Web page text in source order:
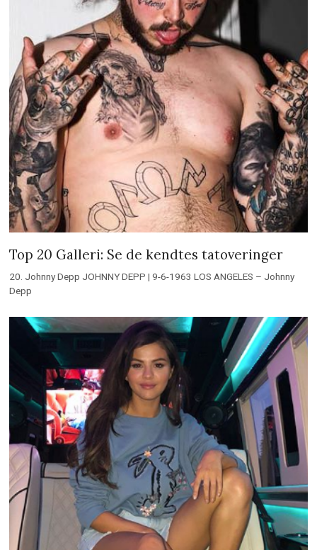
Top 20 Galleri: Se de kendtes tatoveringer
20. Johnny Depp JOHNNY DEPP | 9-6-1963 LOS ANGELES – Johnny
Depp